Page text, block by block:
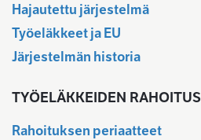
Hajautettu järjestelmä
Työeläkkeet ja EU
Järjestelmän historia
TYÖELÄKKEIDEN RAHOITUS
Rahoituksen periaatteet